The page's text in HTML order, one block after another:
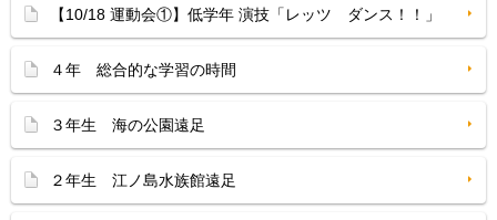
【10/18 運動会①】低学年 演技「レッツ ダンス！！」
４年 総合的な学習の時間
３年生 海の公園遠足
２年生 江ノ島水族館遠足